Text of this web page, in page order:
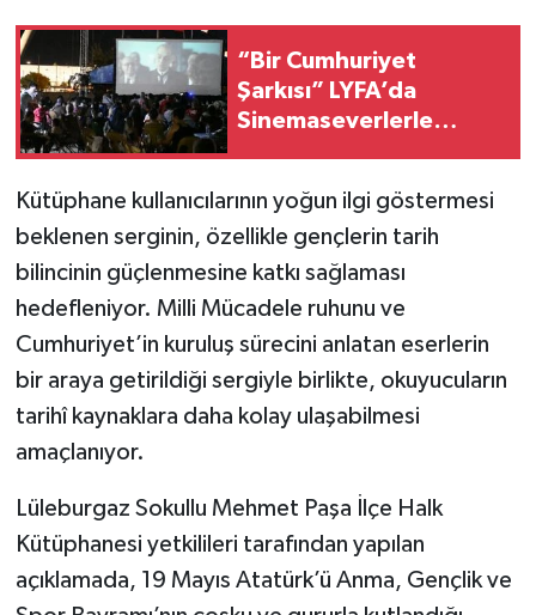
“Bir Cumhuriyet
Şarkısı” LYFA’da
Sinemaseverlerle
Kütüphane kullanıcılarının yoğun ilgi göstermesi
beklenen serginin, özellikle gençlerin tarih
bilincinin güçlenmesine katkı sağlaması
hedefleniyor. Milli Mücadele ruhunu ve
Cumhuriyet’in kuruluş sürecini anlatan eserlerin
bir araya getirildiği sergiyle birlikte, okuyucuların
tarihî kaynaklara daha kolay ulaşabilmesi
amaçlanıyor.
Lüleburgaz Sokullu Mehmet Paşa İlçe Halk
Kütüphanesi yetkilileri tarafından yapılan
açıklamada, 19 Mayıs Atatürk’ü Anma, Gençlik ve